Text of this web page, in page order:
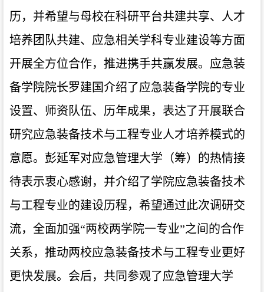
历，并希望与母校在科研平台共建共享、人才
培养团队共建、应急相关学科专业建设等方面
开展全方位合作，推进携手共赢发展。应急装
备学院院长罗建国介绍了应急装备学院的专业
设置、师资队伍、历年成果，表达了开展联合
研究应急装备技术与工程专业人才培养模式的
意愿。彭延军对应急管理大学（筹）的热情接
待表示衷心感谢，并介绍了学院应急装备技术
与工程专业的建设历程，希望通过此次调研交
流，全面加强“两校两学院一专业”之间的合作
关系，推动两校应急装备技术与工程专业更好
更快发展。会后，共同参观了应急管理大学